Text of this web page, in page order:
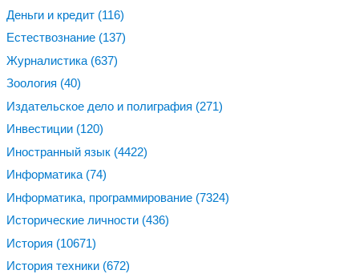
Деньги и кредит (116)
Естествознание (137)
Журналистика (637)
Зоология (40)
Издательское дело и полиграфия (271)
Инвестиции (120)
Иностранный язык (4422)
Информатика (74)
Информатика, программирование (7324)
Исторические личности (436)
История (10671)
История техники (672)